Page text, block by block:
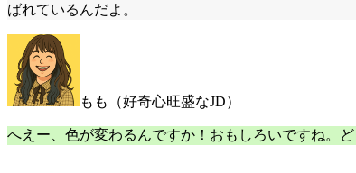
ばれているんだよ。
もも（好奇心旺盛なJD）
へえー、色が変わるんですか！おもしろいですね。